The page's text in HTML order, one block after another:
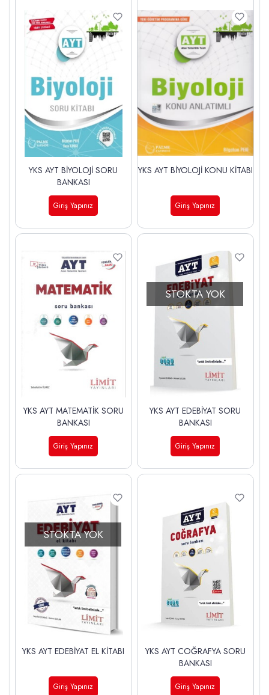
YKS AYT BİYOLOJİ SORU
BANKASI
Giriş Yapınız
YKS AYT BİYOLOJİ KONU KİTABI
Giriş Yapınız
YKS AYT MATEMATİK SORU
BANKASI
Giriş Yapınız
STOKTA YOK
YKS AYT EDEBİYAT SORU
BANKASI
Giriş Yapınız
STOKTA YOK
YKS AYT EDEBİYAT EL KİTABI
Giriş Yapınız
YKS AYT COĞRAFYA SORU
BANKASI
Giriş Yapınız